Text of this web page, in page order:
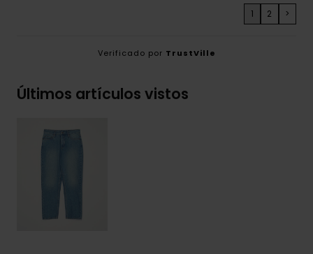
1 2 >
Verificado por TrustVille
Últimos artículos vistos